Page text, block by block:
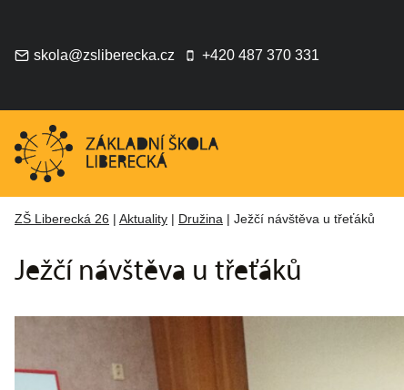
obsahskola@zsliberecka.cz +420 487 370 331
ZŠ Liberecká 26 Aktuality Družina Ježčí návštěva u třeťáků
Ježčí návštěva u třeťáků